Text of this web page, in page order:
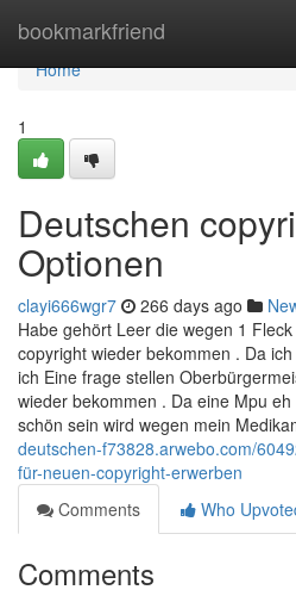
bookmarkfriend
Home
Home
1
Deutschen
Optionen
clayi666wgr7 266 days ago
Habe gehört Leer die wegen 1
copyright wieder bekommen . Da
ich Eine frage stellen
wieder bekommen . Da eine Mpu
schön sein wird wegen mein
deutschen-f73828.arwebo.com/
für-neuen-copyright-erwerben
Comments
Who
Comments